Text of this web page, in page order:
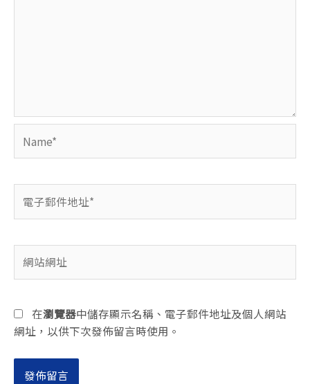
件
地
址
站
在瀏覽器中儲存顯示名稱、電子郵件地址及個人網站
網址，以供下次發佈留言時使用。